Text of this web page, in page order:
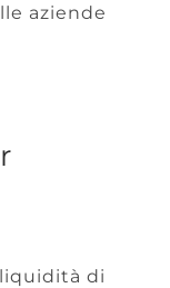
aziende
di